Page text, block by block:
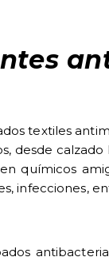
textiles
desde
químicos
infecciones,